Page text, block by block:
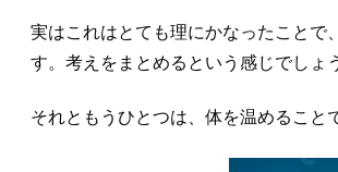
実はこれはとても理にかなったことで
す。考えをまとめるという感じでしょ
それともうひとつは、体を温めること